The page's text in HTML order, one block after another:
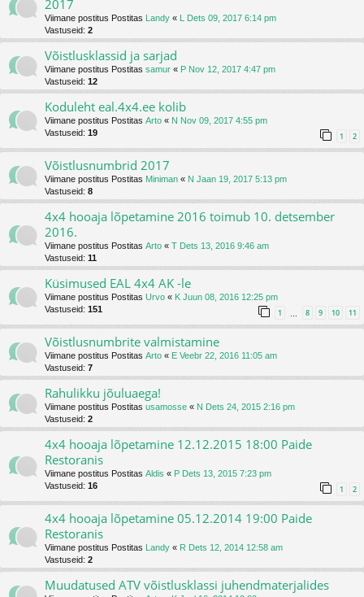
2017
Viimane postitus Postitas Landy « L Dets 09, 2017 6:14 pm
Vastuseid: 2
Võistlusklassid ja sarjad
Viimane postitus Postitas samur « P Nov 12, 2017 4:47 pm
Vastuseid: 12
Koduleht eal.4x4.ee kolib
Viimane postitus Postitas Arto « N Nov 09, 2017 4:55 pm
Vastuseid: 19 1 2
Võistlusnumbrid 2017
Viimane postitus Postitas Miniman « N Jaan 19, 2017 5:13 pm
Vastuseid: 8
4x4 hooaja lõpetamine 2016 toimub 10. detsember
2016.
Viimane postitus Postitas Arto « T Dets 13, 2016 9:46 am
Vastuseid: 11
Küsimused EAL 4x4 AK -le
Viimane postitus Postitas Urvo « K Juun 08, 2016 12:25 pm
Vastuseid: 151 1 8 9 10 11
Võistlusnumbrite valmistamine
Viimane postitus Postitas Arto « E Veebr 22, 2016 11:05 am
Vastuseid: 7
Rahulikku jõuluaega!
Viimane postitus Postitas usamosse « N Dets 24, 2015 2:16 pm
Vastuseid: 2
4x4 hooaja lõpetamine 12.12.2015 18:00 Paide
Restoranis
Viimane postitus Postitas Aldis « P Dets 13, 2015 7:23 pm
Vastuseid: 16 1 2
4x4 hooaja lõpetamine 05.12.2014 19:00 Paide
Restoranis
Viimane postitus Postitas Landy « R Dets 12, 2014 12:58 am
Vastuseid: 2
Muudatused ATV võistlusklassi juhendmaterjalides